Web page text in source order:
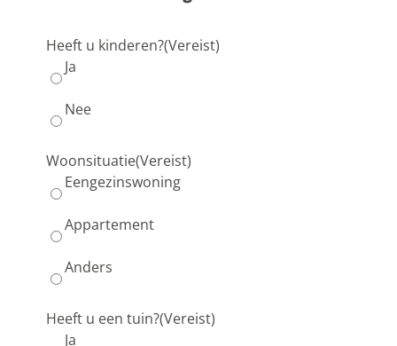
Heeft u kinderen?(Vereist)
Ja
Nee
Woonsituatie(Vereist)
Eengezinswoning
Appartement
Anders
Heeft u een tuin?(Vereist)
Ja